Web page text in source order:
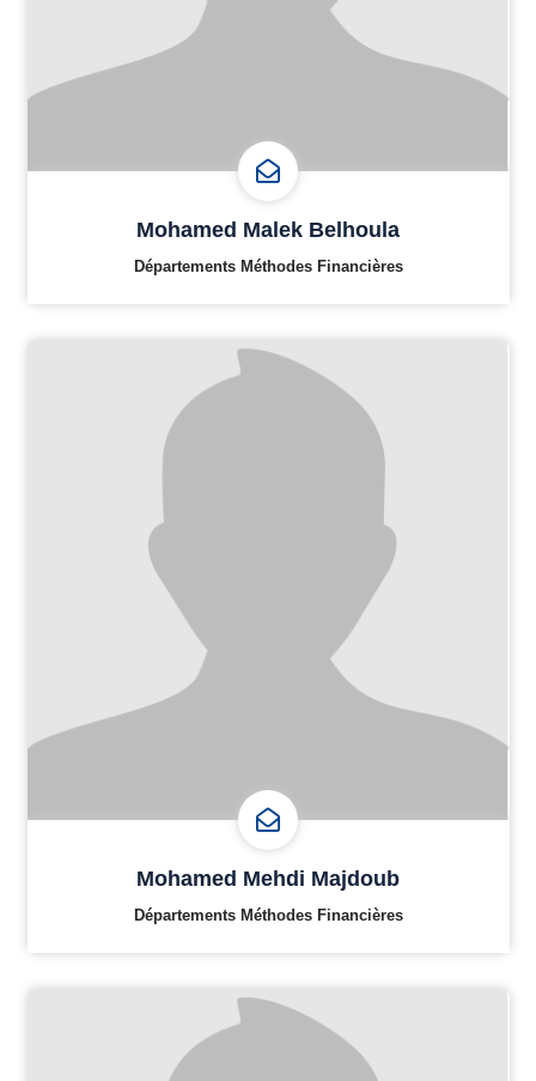
Mohamed Malek Belhoula
Départements Méthodes Financières
Mohamed Mehdi Majdoub
Départements Méthodes Financières